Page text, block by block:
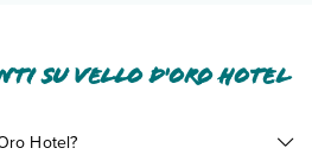
su Vello D'Oro Hotel
Hotel?